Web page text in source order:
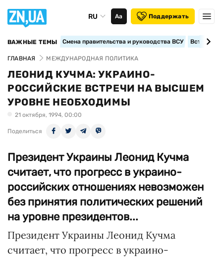
RU Аа Поддержать
ВАЖНЫЕ ТЕМЫ Смена правительства и руководства ВСУ
ГЛАВНАЯ МЕЖДУНАРОДНАЯ ПОЛИТИКА
ЛЕОНИД КУЧМА: УКРАИНО-
РОССИЙСКИЕ ВСТРЕЧИ НА ВЫСШЕМ
УРОВНЕ НЕОБХОДИМЫ
21 октября, 1994, 00:00
Поделиться
Президент Украины Леонид Кучма
считает, что прогресс в украино-
российских отношениях невозможен
без принятия политических решений
на уровне президентов...
Президент Украины Леонид Кучма
считает, что прогресс в украино-